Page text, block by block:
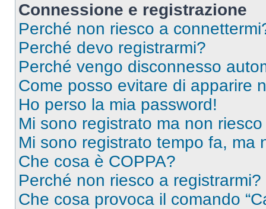
Connessione e registrazione
Perché non riesco a
Perché devo registrarmi?
Perché vengo disconnesso
Come posso evitare di apparire
Ho perso la mia password!
Mi sono registrato ma non
Mi sono registrato tempo fa, ma
Che cosa è COPPA?
Perché non riesco a registrarmi?
Che cosa provoca il comando